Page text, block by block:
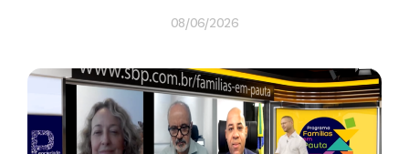
08/06/2026